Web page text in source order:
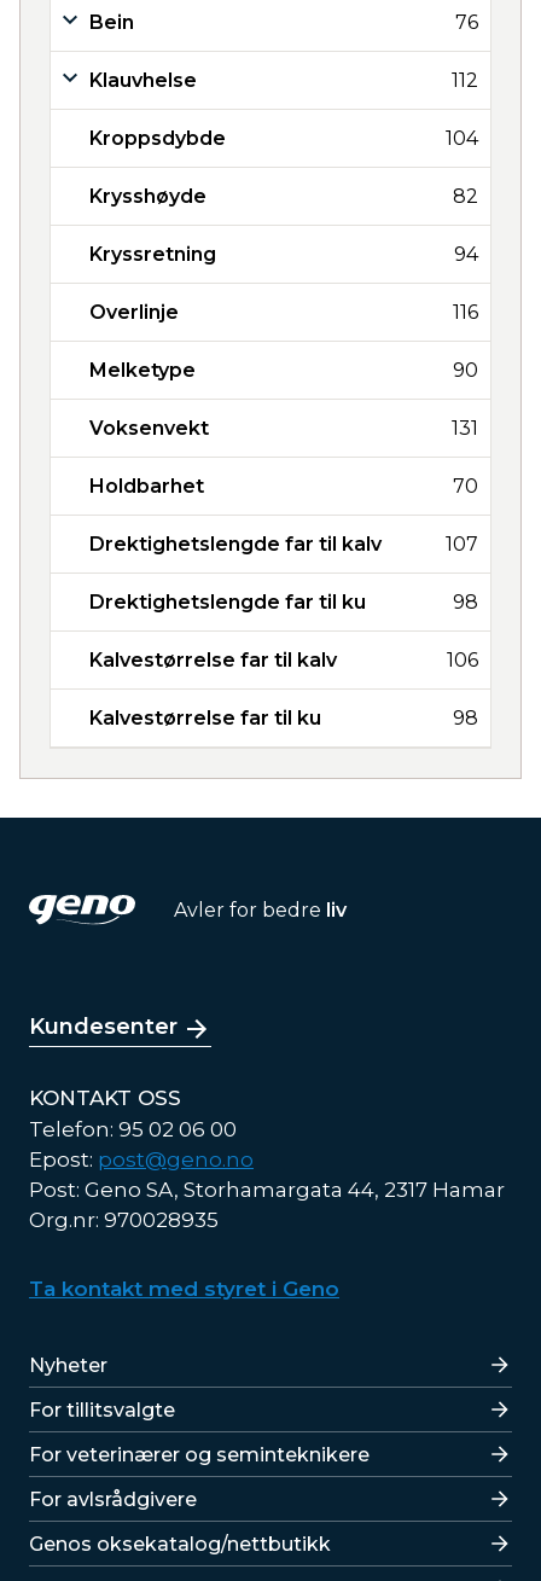
Bein 76
Klauvhelse 112
Kroppsdybde 104
Krysshøyde 82
Kryssretning 94
Overlinje 116
Melketype 90
Voksenvekt 131
Holdbarhet 70
Drektighetslengde far til kalv 107
Drektighetslengde far til ku 98
Kalvestørrelse far til kalv 106
Kalvestørrelse far til ku 98
Avler for bedre liv
Kundesenter
KONTAKT OSS
Telefon: 95 02 06 00
Epost: post@geno.no
Post: Geno SA, Storhamargata 44, 2317 Hamar
Org.nr: 970028935
Ta kontakt med styret i Geno
Lenker
Nyheter
For tillitsvalgte
For veterinærer og seminteknikere
For avlsrådgivere
Lenker
Genos oksekatalog/nettbutikk